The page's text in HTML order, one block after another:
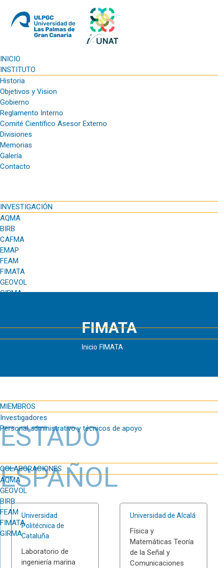
INICIO
INSTITUTO
Historia
Objetivos y Vision
Gobierno
Reglamento Interno
Comité Científico Asesor Externo
Divisiones
Memorias
Galería
Contacto
INVESTIGACIÓN
AQMA
BIRB
CAFMA
EMAP
FEAM
FIMATA
GEOVOL
GIRMA
MIEMBROS
Investigadores
Personal administrativo y técnicos de apoyo
COLABORACIONES
AQMA
GEOVOL
BIRB
FEAM
FIMATA
GIRMA
FIMATA
Inicio FIMATA
ESTADO
ESPAÑOL
Universidad
Politécnica de
Cataluña
Laboratorio de
ingeniería marina
Universidad de Alcalá
Física y
Matemáticas Teoría
de la Señal y
Comunicaciones